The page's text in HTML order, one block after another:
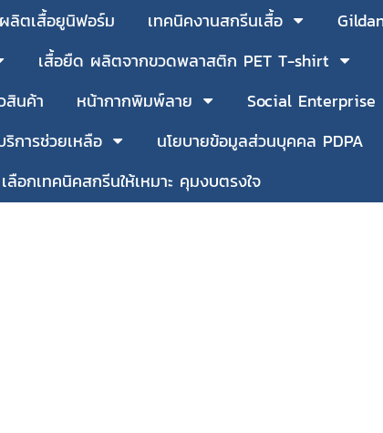
ลิตเสื้อยูนิฟอร์ม เทคนิคงานสกรีนเสื้อ
เสื้อยืด ผลิตจากขวดพลาสติก PET T-shirt
สินค้า หน้ากากพิมพ์ลาย Social Enterprise
ริการช่วยเหลือ นโยบายข้อมูลส่วนบุคคล PDPA
เลือกเทคนิคสกรีนให้เหมาะ คุมงบตรงใจ